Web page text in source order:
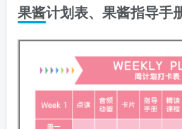
果酱计划表、果酱指导手